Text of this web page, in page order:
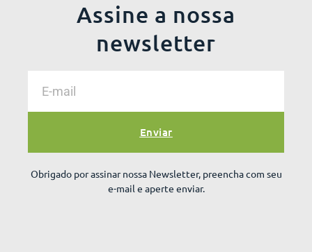
Assine a nossa
newsletter
Enviar
Obrigado por assinar nossa Newsletter, preencha com seu
e-mail e aperte enviar.